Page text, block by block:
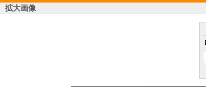
拡大画像